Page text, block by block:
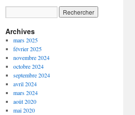
Archives
mars 2025
février 2025
novembre 2024
octobre 2024
septembre 2024
avril 2024
mars 2024
août 2020
mai 2020